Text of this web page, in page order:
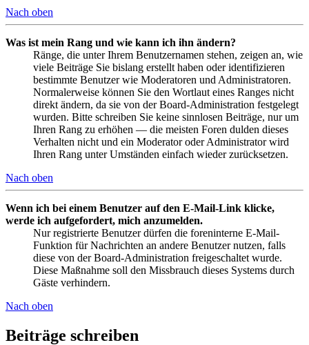
Nach oben
Was ist mein Rang und wie kann ich ihn ändern?
Ränge, die unter Ihrem Benutzernamen stehen, zeigen an, wie
viele Beiträge Sie bislang erstellt haben oder identifizieren
bestimmte Benutzer wie Moderatoren und Administratoren.
Normalerweise können Sie den Wortlaut eines Ranges nicht
direkt ändern, da sie von der Board-Administration festgelegt
wurden. Bitte schreiben Sie keine sinnlosen Beiträge, nur um
Ihren Rang zu erhöhen — die meisten Foren dulden dieses
Verhalten nicht und ein Moderator oder Administrator wird
Ihren Rang unter Umständen einfach wieder zurücksetzen.
Nach oben
Wenn ich bei einem Benutzer auf den E-Mail-Link klicke,
werde ich aufgefordert, mich anzumelden.
Nur registrierte Benutzer dürfen die foreninterne E-Mail-
Funktion für Nachrichten an andere Benutzer nutzen, falls
diese von der Board-Administration freigeschaltet wurde.
Diese Maßnahme soll den Missbrauch dieses Systems durch
Gäste verhindern.
Nach oben
Beiträge schreiben